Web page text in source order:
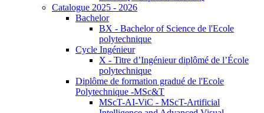
Catalogue 2025 - 2026
Bachelor
BX - Bachelor of Science de l'Ecole
polytechnique
Cycle Ingénieur
X - Titre d’Ingénieur diplômé de l’École
polytechnique
Diplôme de formation gradué de l'Ecole
Polytechnique -MSc&T
MScT-AI-ViC - MScT-Artificial